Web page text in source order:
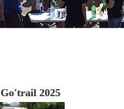
Go'trail 2025